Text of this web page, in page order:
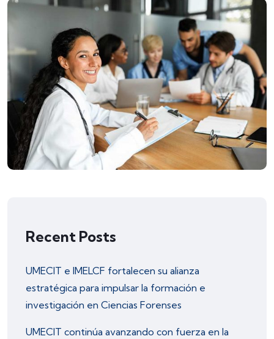
CIENCIAS DE LA SALUD
POSTGRADOS
Maestría en Gerencia de
Servicios de Salud
5 Cuatrimestres | 1 año y 8 meses
A Distancia / Semi presencial / Virtual
Recent Posts
UMECIT e IMELCF fortalecen su alianza
estratégica para impulsar la formación e
investigación en Ciencias Forenses
UMECIT continúa avanzando con fuerza en la